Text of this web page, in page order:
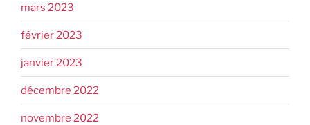
mars 2023
février 2023
janvier 2023
décembre 2022
novembre 2022